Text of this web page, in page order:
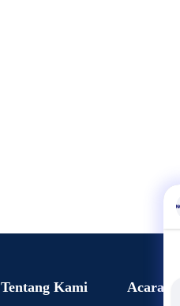
Tentang Kami Acara